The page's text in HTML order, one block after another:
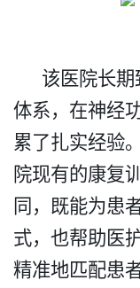
该医院长
体系，在神经
累了扎实经验
院现有的康复
同，既能为患
式，也帮助医
精准地匹配患